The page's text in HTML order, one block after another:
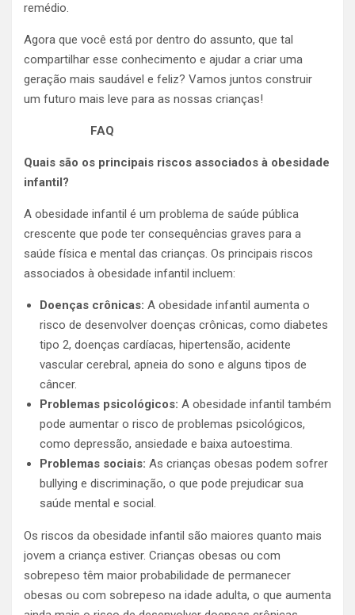
remédio.
Agora que você está por dentro do assunto, que tal
compartilhar esse conhecimento e ajudar a criar uma
geração mais saudável e feliz? Vamos juntos construir
um futuro mais leve para as nossas crianças!
FAQ
Quais são os principais riscos associados à obesidade
infantil?
A obesidade infantil é um problema de saúde pública
crescente que pode ter consequências graves para a
saúde física e mental das crianças. Os principais riscos
associados à obesidade infantil incluem:
Doenças crônicas: A obesidade infantil aumenta o
risco de desenvolver doenças crônicas, como diabetes
tipo 2, doenças cardíacas, hipertensão, acidente
vascular cerebral, apneia do sono e alguns tipos de
câncer.
Problemas psicológicos: A obesidade infantil também
pode aumentar o risco de problemas psicológicos,
como depressão, ansiedade e baixa autoestima.
Problemas sociais: As crianças obesas podem sofrer
bullying e discriminação, o que pode prejudicar sua
saúde mental e social.
Os riscos da obesidade infantil são maiores quanto mais
jovem a criança estiver. Crianças obesas ou com
sobrepeso têm maior probabilidade de permanecer
obesas ou com sobrepeso na idade adulta, o que aumenta